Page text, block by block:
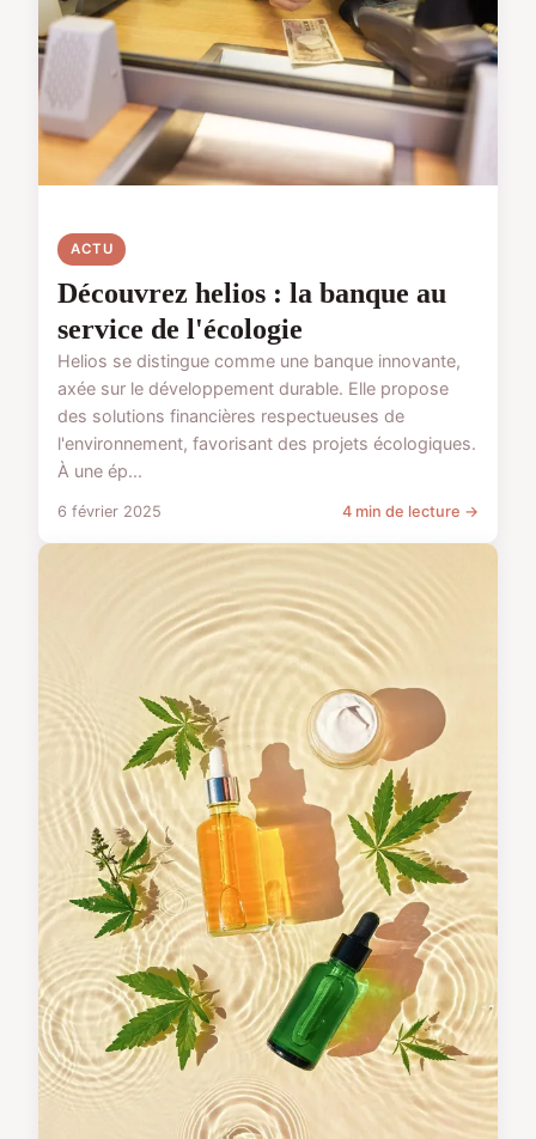
ACTU
Découvrez helios : la banque au
service de l'écologie
Helios se distingue comme une banque innovante,
axée sur le développement durable. Elle propose
des solutions financières respectueuses de
l'environnement, favorisant des projets écologiques.
À une ép...
6 février 2025 4 min de lecture →